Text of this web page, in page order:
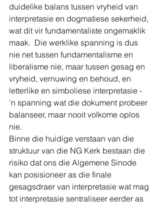
duidelike balans tussen vryheid van
interpretasie en dogmatiese sekerheid,
wat dit vir fundamentaliste ongemaklik
maak.  Die werklike spanning is dus
nie net tussen fundamentalisme en
liberalisme nie, maar tussen gesag en
vryheid, vernuwing en behoud, en
letterlike en simboliese interpretasie -
'n spanning wat die dokument probeer
balanseer, maar nooit volkome oplos
nie.
Binne die huidige verstaan van die
struktuur van die NG Kerk bestaan die
risiko dat ons die Algemene Sinode
kan posisioneer as die finale
gesagsdraer van interpretasie wat mag
tot interpretasie sentraliseer eerder as